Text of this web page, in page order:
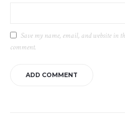
Save my name, email, and website in
comment.